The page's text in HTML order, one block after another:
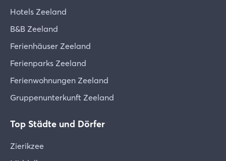
Hotels Zeeland
B&B Zeeland
Ferienhäuser Zeeland
Ferienparks Zeeland
Ferienwohnungen Zeeland
Gruppenunterkunft Zeeland
Top Städte und Dörfer
Zierikzee